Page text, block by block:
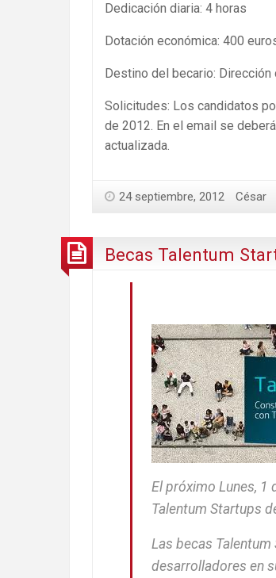
Dedicación diaria: 4 horas
Dotación económica: 400
Destino del becario:
Solicitudes: Los candidatos
de 2012. En el email se
actualizada.
24 septiembre, 2012 César
Becas Talentum
El próximo Lunes, 1
Talentum Startups
Las becas
desarrolladores en